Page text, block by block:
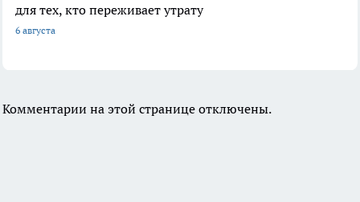
для тех, кто переживает утрату
6 августа
Комментарии на этой странице отключены.